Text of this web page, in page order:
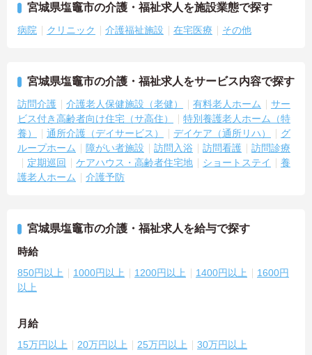
宮城県塩竈市の介護・福祉求人を施設業態で探す
病院 クリニック 介護福祉施設 在宅医療 その他
宮城県塩竈市の介護・福祉求人をサービス内容で探す
訪問介護 介護老人保健施設（老健） 有料老人ホーム
サー
ビス付き高齢者向け住宅（サ高住）
特別養護老人ホーム（特
養）
通所介護（デイサービス） デイケア（通所リハ）
グ
ループホーム
障がい者施設 訪問入浴 訪問看護
訪問診療
定期巡回
ケアハウス・高齢者住宅地 ショートステイ
養
護老人ホーム
介護予防
宮城県塩竈市の介護・福祉求人を給与で探す
時給
850円以上 1000円以上 1200円以上 1400円以上
1600円
以上
月給
15万円以上 20万円以上 25万円以上 30万円以上